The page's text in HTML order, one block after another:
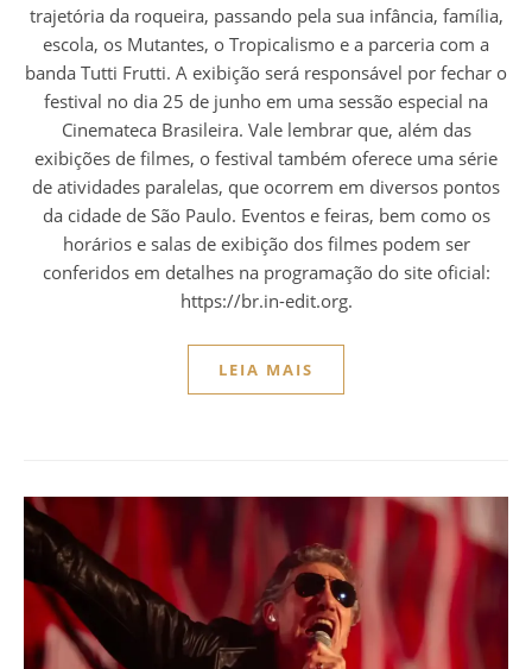
trajetória da roqueira, passando pela sua infância, família,
escola, os Mutantes, o Tropicalismo e a parceria com a
banda Tutti Frutti. A exibição será responsável por fechar o
festival no dia 25 de junho em uma sessão especial na
Cinemateca Brasileira. Vale lembrar que, além das
exibições de filmes, o festival também oferece uma série
de atividades paralelas, que ocorrem em diversos pontos
da cidade de São Paulo. Eventos e feiras, bem como os
horários e salas de exibição dos filmes podem ser
conferidos em detalhes na programação do site oficial:
https://br.in-edit.org.
LEIA MAIS